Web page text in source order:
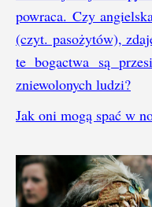
powraca. Czy
(czyt. pasożytów),
te bogactwa są
zniewolonych ludzi?
Jak oni mogą spać w